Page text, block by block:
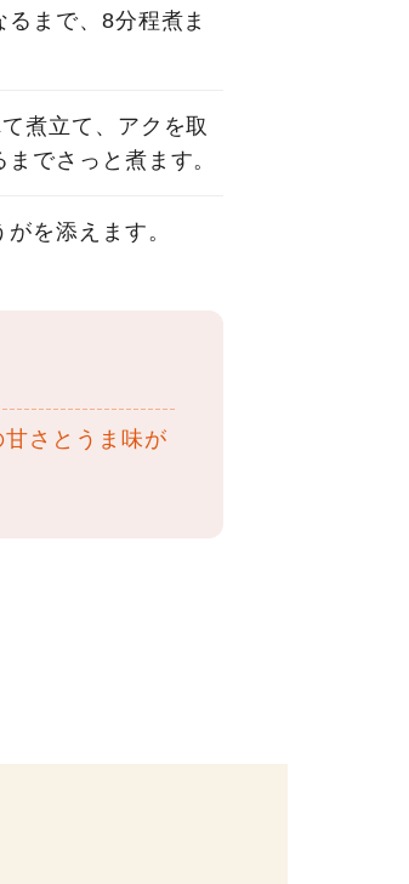
まで、8分程煮ま
煮立て、アクを取
でさっと煮ます。
を添えます。
さとうま味が